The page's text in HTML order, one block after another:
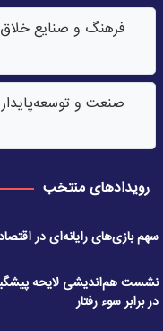
فرهنگ و صنایع خلاق
صنعت‌ و توسعه‌پایدار
رویدادهای منتخب
سهم بازی‌های رایانه‌ای در
نشست هم‌اندیشی لایحه
در برابر سوء رفتار